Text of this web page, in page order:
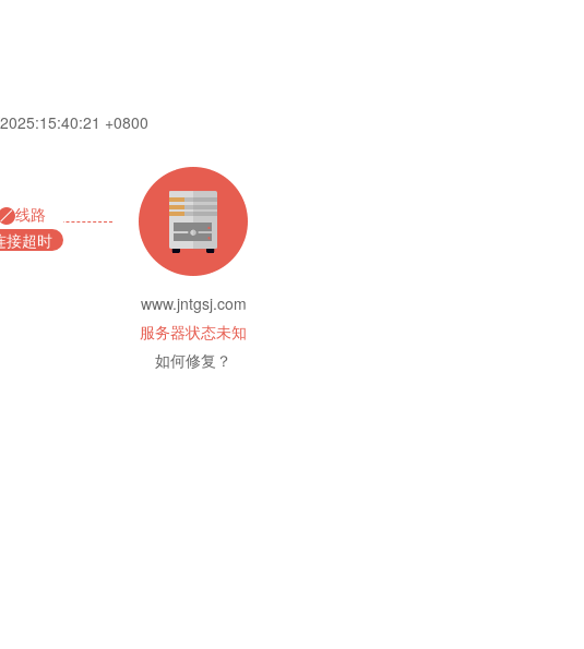
+0800
线路
接超时
www.jntgsj.com
服务器状态未知
如何修复？